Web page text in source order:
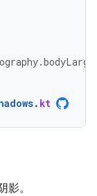
.bodyLarge
. kt
影。